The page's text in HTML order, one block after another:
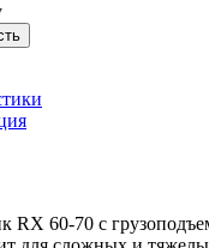
RX 60-70 с